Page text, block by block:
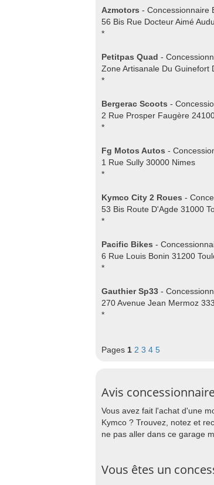
Azmotors - Concessionnaire
56 Bis Rue Docteur Aimé
*
Petitpas Quad -
Zone Artisanale Du Guinefort
*
Bergerac Scoots -
2 Rue Prosper Faugère
*
Fg Motos Autos -
1 Rue Sully 30000 Nimes
*
Kymco City 2 Roues -
53 Bis Route D'Agde 31000
*
Pacific Bikes -
6 Rue Louis Bonin 31200
*
Gauthier Sp33 -
270 Avenue Jean Mermoz
*
Pages 1 2 3 4 5
Avis
Vous avez fait l'achat d'une
Kymco ? Trouvez, notez et
ne pas aller dans ce garage
Vous êtes un